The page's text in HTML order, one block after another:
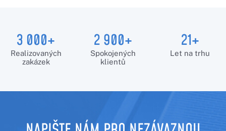
3 000+
Realizovaných
zakázek
2 900+
Spokojených
klientů
21+
Let na trhu